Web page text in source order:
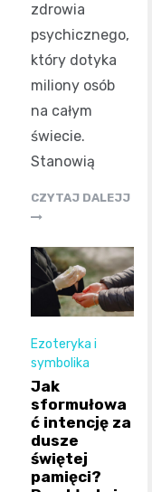
zdrowia
psychicznego,
który dotyka
miliony osób
na całym
świecie.
Stanowią
CZYTAJ DALEJJ
Ezoteryka i
symbolika
Jak
sformułowa
ć intencję za
dusze
świętej
pamięci?